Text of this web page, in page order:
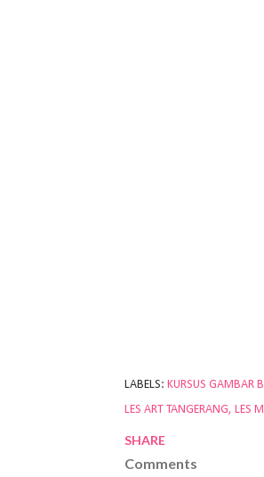
LABELS: KURSUS GAMBAR
LES ART TANGERANG LES
SHARE
Comments